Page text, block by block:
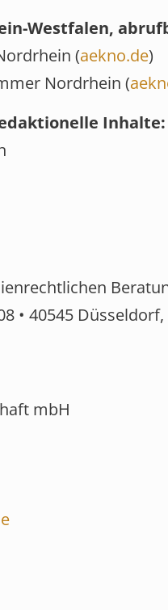
Westfalen,
(aekno.de)
Nordrhein (
Inhalte:
• 40545
mbH